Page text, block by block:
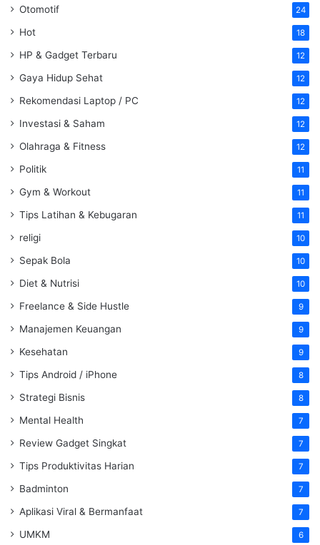
Otomotif 24
Hot 18
HP & Gadget Terbaru 12
Gaya Hidup Sehat 12
Rekomendasi Laptop / PC 12
Investasi & Saham 12
Olahraga & Fitness 12
Politik 11
Gym & Workout 11
Tips Latihan & Kebugaran 11
religi 10
Sepak Bola 10
Diet & Nutrisi 10
Freelance & Side Hustle 9
Manajemen Keuangan 9
Kesehatan 9
Tips Android / iPhone 8
Strategi Bisnis 8
Mental Health 7
Review Gadget Singkat 7
Tips Produktivitas Harian 7
Badminton 7
Aplikasi Viral & Bermanfaat 7
UMKM 6